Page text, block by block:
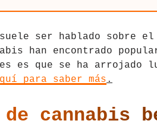
ser hablado sobre
han encontrado
es que se ha
para saber más .
cannabis